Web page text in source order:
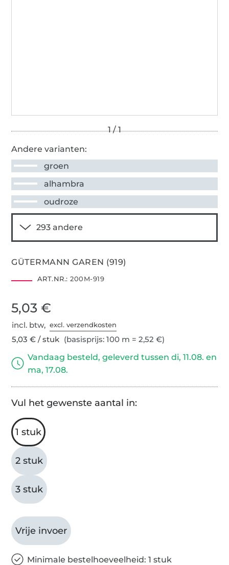
Andere varianten:
groen
alhambra
oudroze
GÜTERMANN GAREN (919)
ART.NR.: 200M-919
5,03 €
incl. btw,excl. verzendkosten
5,03 € / stuk (basisprijs: 100 m = 2,52 €)
Vandaag besteld, geleverd tussen di, 11.08. en
ma, 17.08.
Vul het gewenste aantal in:
1 stuk
2 stuk
3 stuk
Vrije invoer
Minimale bestelhoeveelheid: 1 stuk